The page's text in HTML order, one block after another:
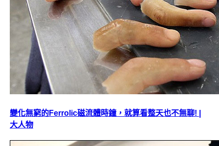
變化無窮的Ferrolic磁流體時鐘，就算看整天也不無聊! |
大人物